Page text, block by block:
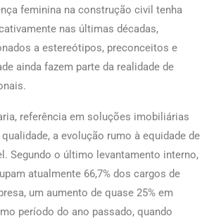
feminina na construção civil tenha
nas últimas décadas,
a estereótipos, preconceitos e
ainda fazem parte da realidade de
referência em soluções imobiliárias
a evolução rumo à equidade de
Segundo o último levantamento interno,
atualmente 66,7% dos cargos de
um aumento de quase 25% em
período do ano passado, quando